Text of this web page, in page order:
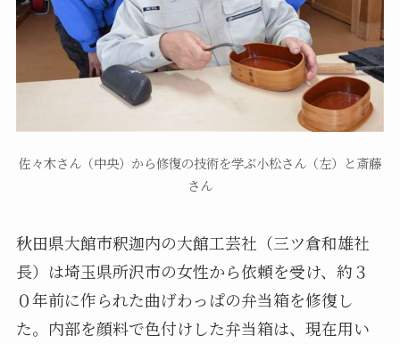
佐々木さん（中央）から修復の技術を学ぶ小松さん（左）と斎藤
さん
秋田県大館市釈迦内の大館工芸社（三ツ倉和雄社
長）は埼玉県所沢市の女性から依頼を受け、約３
０年前に作られた曲げわっぱの弁当箱を修復し
た。内部を顔料で色付けした弁当箱は、現在用い